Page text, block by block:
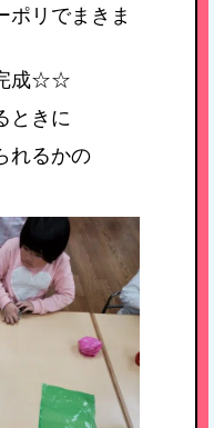
ポリでまきま
成☆☆
ときに
れるかの